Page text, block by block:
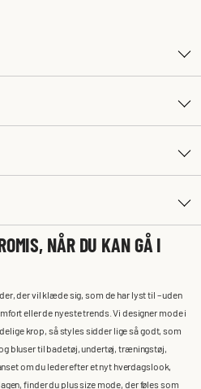
NÅR DU KAN GÅ I
der vil klæde sig, som de har lyst til – uden
eller de nyeste trends. Vi designer mode i
krop, så styles sidder lige så godt, som
bluser til badetøj, undertøj, træningstøj,
om du leder efter et nyt hverdagslook,
finder du plus size mode, der føles som